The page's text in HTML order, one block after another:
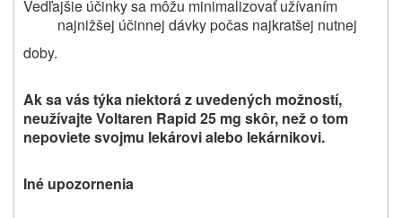
Vedľajšie účinky sa môžu minimalizovať užívaním
najnižšej účinnej dávky počas najkratšej nutnej
doby.
Ak sa vás týka niektorá z uvedených možností,
neužívajteVoltaren Rapid 25 mg skôr, než o tom
nepoviete svojmu lekárovi alebo lekárnikovi.
Iné upozornenia